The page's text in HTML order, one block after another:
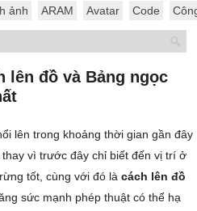
ảnh ARAM Avatar Code
lên đồ và Bảng ngọc
lên trong khoảng thời gian gần đây
vì trước đây chỉ biết đến vị trí ở
tốt, cùng với đó là cách lên đồ
sức mạnh phép thuật có thể hạ